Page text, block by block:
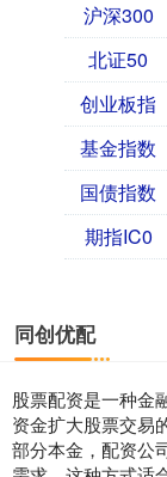
沪深300
北证50
创业板指
基金指数
国债指数
期指IC0
同创优配
股票配资是一种金
资金扩大股票交易
部分本金，配资公